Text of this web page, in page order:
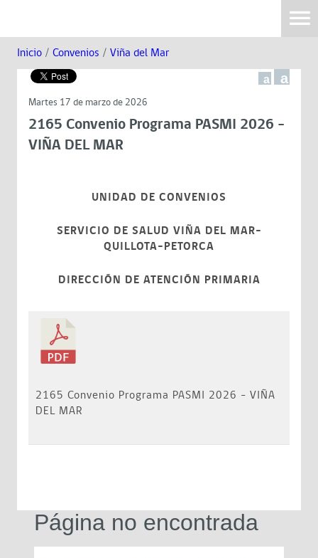
Inicio / Convenios / Viña del Mar
a a
Martes 17 de marzo de 2026
2165 Convenio Programa PASMI 2026 -
VIÑA DEL MAR
UNIDAD DE CONVENIOS
SERVICIO DE SALUD VIÑA DEL MAR-
QUILLOTA-PETORCA
DIRECCIÓN DE ATENCIÓN PRIMARIA
2165 Convenio Programa PASMI 2026 - VIÑA
DEL MAR
Página no encontrada